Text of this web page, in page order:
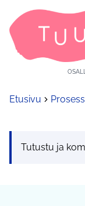
Etusivu
Tutustu ja